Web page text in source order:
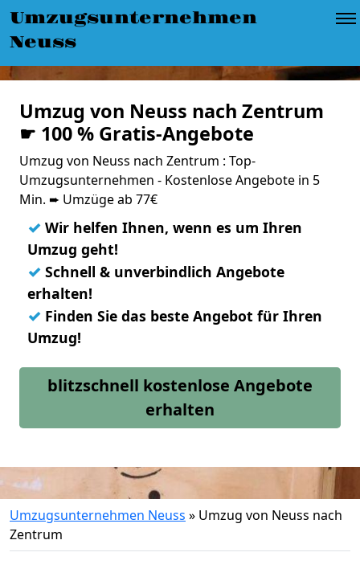
Umzugsunternehmen
Neuss
Umzug von Neuss nach Zentrum
☛ 100 % Gratis-Angebote
Umzug von Neuss nach Zentrum : Top-
Umzugsunternehmen - Kostenlose Angebote in 5
Min. ➨ Umzüge ab 77€
✓ Wir helfen Ihnen, wenn es um Ihren
Umzug geht!
✓ Schnell & unverbindlich Angebote
erhalten!
✓ Finden Sie das beste Angebot für Ihren
Umzug!
blitzschnell kostenlose Angebote
erhalten
Umzugsunternehmen Neuss » Umzug von Neuss nach
Zentrum